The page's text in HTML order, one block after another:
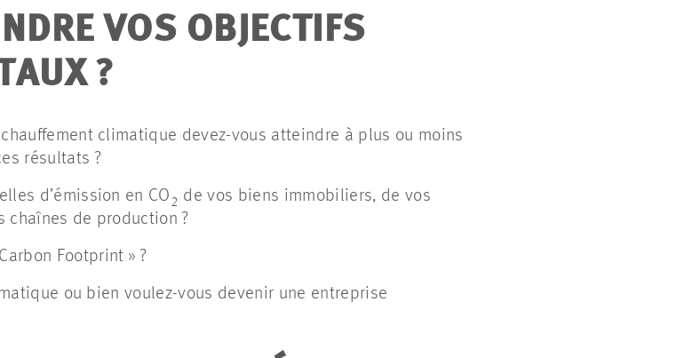
VOS OBJECTIFS
?
climatique devez-vous atteindre à plus ou moins
résultats ?
d’émission en CO 2 de vos biens immobiliers, de vos
chaînes de production ?
Footprint » ?
ou bien voulez-vous devenir une entreprise